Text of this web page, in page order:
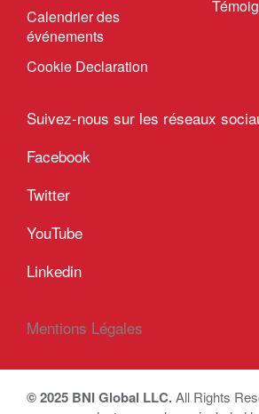
Calendrier des
événements
Cookie Declaration
Suivez-nous sur les réseaux
Facebook
Twitter
YouTube
Linkedin
Mentions Légales
© 2025 BNI Global LLC.All Rights